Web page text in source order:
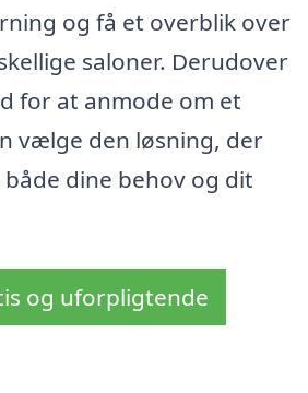
og få et overblik over
saloner. Derudover
for at anmode om et
vælge den løsning, der
dine behov og dit
og uforpligtende